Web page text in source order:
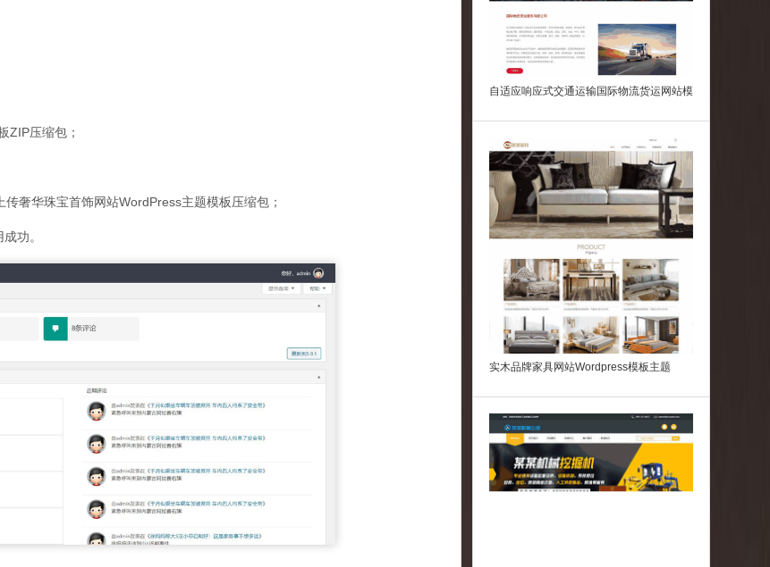
ZIP压缩包；
奢华珠宝首饰网站WordPress主题模板压缩包；
功。
自适应响应式交通运输国际物流货运网站模
实木品牌家具网站Wordpress模板主题